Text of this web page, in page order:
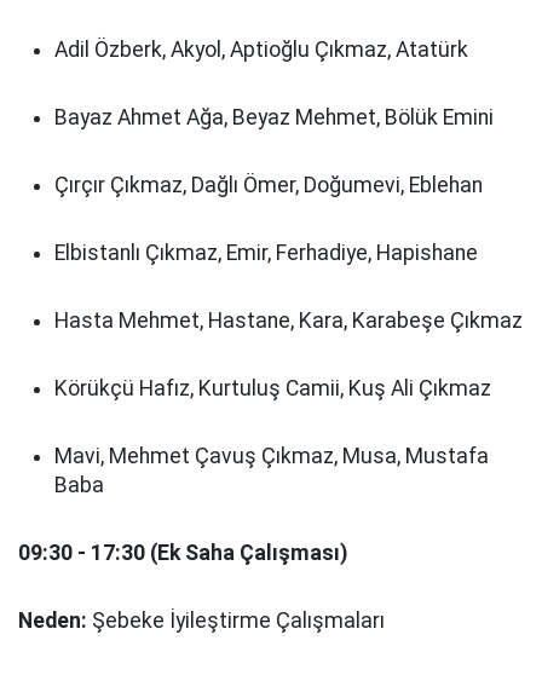
Adil Özberk, Akyol, Aptioğlu Çıkmaz, Atatürk
Bayaz Ahmet Ağa, Beyaz Mehmet, Bölük Emini
Çırçır Çıkmaz, Dağlı Ömer, Doğumevi, Eblehan
Elbistanlı Çıkmaz, Emir, Ferhadiye, Hapishane
Hasta Mehmet, Hastane, Kara, Karabeşe Çıkmaz
Körükçü Hafız, Kurtuluş Camii, Kuş Ali Çıkmaz
Mavi, Mehmet Çavuş Çıkmaz, Musa, Mustafa
Baba
09:30 - 17:30 (Ek Saha Çalışması)
Neden: Şebeke İyileştirme Çalışmaları